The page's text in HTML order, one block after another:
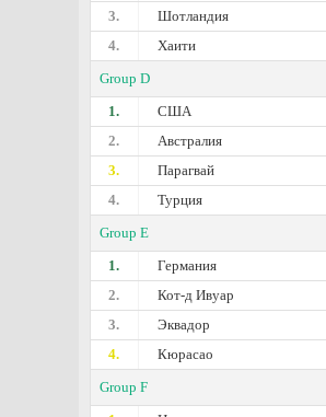
3.
Шотландия
4.
Хаити
Group D
1.
США
2.
Австралия
3.
Парагвай
4.
Турция
Group E
1.
Германия
2.
Кот-д Ивуар
3.
Эквадор
4.
Кюрасао
Group F